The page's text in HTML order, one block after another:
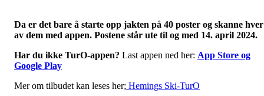
Da er det bare å starte opp jakten på 40 poster og skanne hver
av dem med appen. Postene står ute til og med 14. april 2024.
Har du ikke TurO-appen? Last appen ned her: App Store og
Google Play
Mer om tilbudet kan leses her; Hemings Ski-TurO